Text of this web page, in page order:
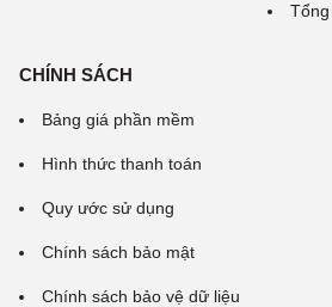
CHÍNH SÁCH
Bảng giá phần mềm
Hình thức thanh toán
Quy ước sử dụng
Chính sách bảo mật
Chính sách bảo vệ dữ liệu